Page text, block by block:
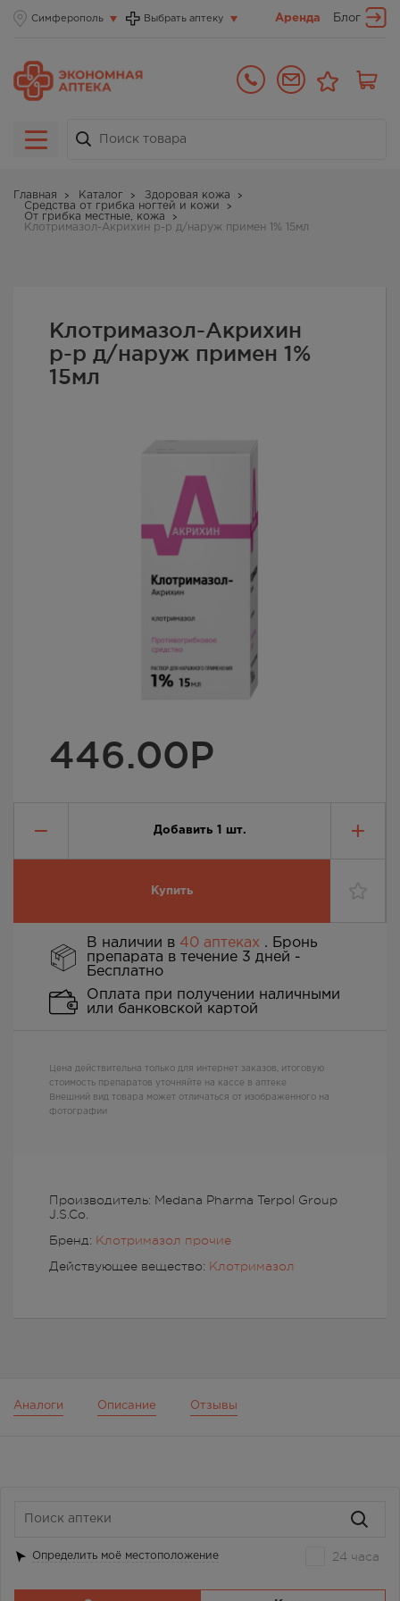
Симферополь Выбрать аптеку Аренда Блог
Главная Каталог
Здоровая кожа
Средства от грибка ногтей и кожи
От грибка местные, кожа
Клотримазол-Акрихин р-р д/наруж примен 1% 15мл
Клотримазол-Акрихин
р-р д/наруж примен 1%
15мл
446.00Р
Добавить 1 шт.
Купить
Производитель: Medana Pharma Terpol Group
J.S.Co.
Бренд: Клотримазол прочие
Действующее вещество: Клотримазол
В наличии в 40 аптеках . Бронь
препарата в течение 3 дней -
Бесплатно
Оплата при получении наличными
или банковской картой
Цена действительна только для интернет заказов, итоговую
стоимость препаратов уточняйте на кассе в аптеке
Внешний вид товара может отличаться от изображенного на
фотографии
Аналоги Описание Отзывы
Определить моё местоположение 24 часа